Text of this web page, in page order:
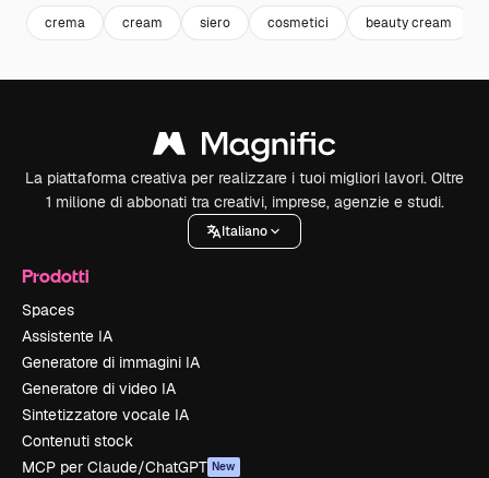
crema cream siero cosmetici beauty cream
La piattaforma creativa per realizzare i tuoi migliori lavori. Oltre
1 milione di abbonati tra creativi, imprese, agenzie e studi.
Italiano
Prodotti
Spaces
Assistente IA
Generatore di immagini IA
Generatore di video IA
Sintetizzatore vocale IA
Contenuti stock
MCP per Claude/ChatGPT New